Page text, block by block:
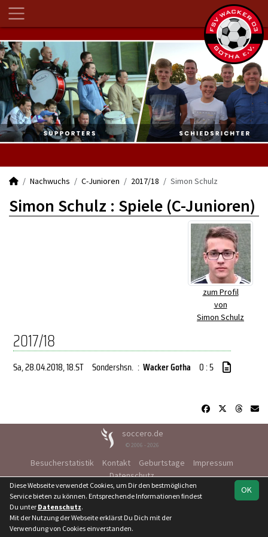
Nachwuchs C-Junioren 2017/18 Simon Schulz
Simon Schulz : Spiele (C-Junioren)
zum Profil
von
Simon Schulz
2017/18
Sa, 28.04.2018, 18.ST Sondershsn. : Wacker Gotha 0 : 5
soccero.de
© 2006 - 2026
Besucherstatistik Kontakt Geburtstage
Impressum
Datenschutz
OK
Diese Webseite verwendet Cookies, um Dir den bestmöglichen
Service bieten zu können. Entsprechende Informationen findest
Du unter Datenschutz.
Mit der Nutzung der Webseite erklärst Du Dich mit der
Verwendung von Cookies einverstanden.